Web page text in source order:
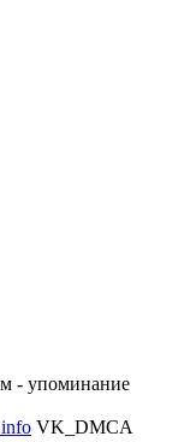
- упоминание
VK_DMCA